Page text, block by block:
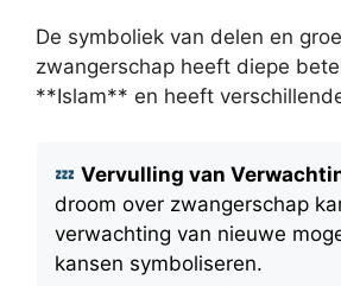
De symboliek van delen en
zwangerschap heeft diepe
**Islam** en heeft
Vervulling van
droom over zwangerschap
verwachting van nieuwe
kansen symboliseren.